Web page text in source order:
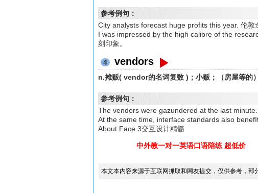
参考例句：
City analysts forecast huge profits this year. 伦敦
I was impressed by the high calibre of the
刻印象。
4 vendors
n.摊贩( vendor的名词复数 )；小贩；（房屋等的
参考例句：
The vendors were gazundered at the last minute.
At the same time, interface standards also
About Face 3交互设计精髓
中外教一对一英语口语陪练 超低价
本文本内容来源于互联网抓取和网友提交，仅供参考，